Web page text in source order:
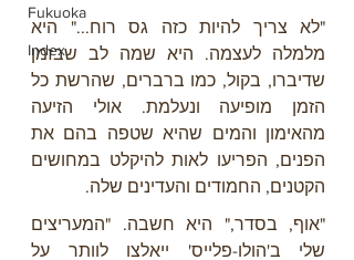
Fukuoka
Index
מלמלה לעצמה. היא שמה לב שבזמן
הקטנים, החמודים והעדינים שלה.